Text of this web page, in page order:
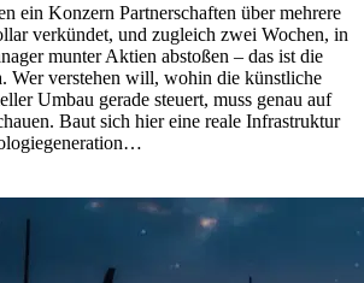
ein Konzern Partnerschaften über mehrere
verkündet, und zugleich zwei Wochen, in
munter Aktien abstoßen – das ist die
Wer verstehen will, wohin die künstliche
Umbau gerade steuert, muss genau auf
Baut sich hier eine reale Infrastruktur